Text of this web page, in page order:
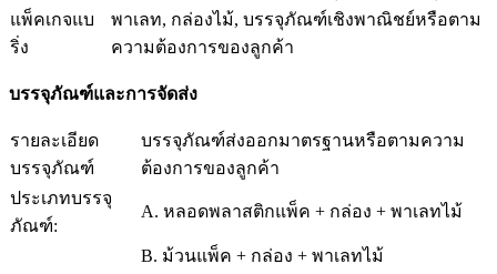
แพ็คเกจแบ
ริ่ง
พาเลท, กล่องไม้, บรรจุภัณฑ์เชิงพาณิชย์หรือตาม
ความต้องการของลูกค้า
บรรจุภัณฑ์และการจัดส่ง
รายละเอียด
บรรจุภัณฑ์
บรรจุภัณฑ์ส่งออกมาตรฐานหรือตามความ
ต้องการของลูกค้า
ประเภทบรรจุ
ภัณฑ์:
A. หลอดพลาสติกแพ็ค + กล่อง + พาเลทไม้
B. ม้วนแพ็ค + กล่อง + พาเลทไม้